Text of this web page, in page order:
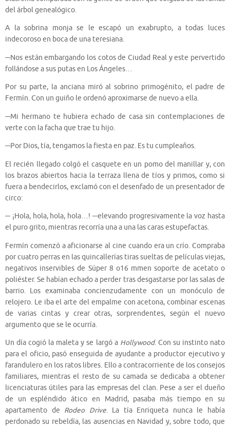
del árbol genealógico.
A la sobrina monja se le escapó un exabrupto, a todas luces
indecoroso en boca de una teresiana.
─Nos están embargando los cotos de Ciudad Real y este pervertido
follándose a sus putas en Los Ángeles…
Por su parte, la anciana miró al sobrino primogénito, el padre de
Fermín. Con un guiño le ordenó aproximarse de nuevo a ella.
─Mi hermano te hubiera echado de casa sin contemplaciones de
verte con la facha que trae tu hijo.
─Por Dios, tía, tengamos la fiesta en paz. Es tu cumpleaños.
El recién llegado colgó el casquete en un pomo del manillar y, con
los brazos abiertos hacia la terraza llena de tíos y primos, como si
fuera a bendecirlos, exclamó con el desenfado de un presentador de
circo:
─ ¡Hola, hola, hola, hola…! ─elevando progresivamente la voz hasta
el puro grito, mientras recorría una a una las caras estupefactas.
Fermín comenzó a aficionarse al cine cuando era un crío. Compraba
por cuatro perras en las quincallerías tiras sueltas de películas viejas,
negativos inservibles de Súper 8 o16 mmen soporte de acetato o
poliéster. Se habían echado a perder tras desgastarse por las salas de
barrio. Los examinaba concienzudamente con un monóculo de
relojero. Le iba el arte del empalme con acetona, combinar escenas
de varias cintas y crear otras, sorprendentes, según el nuevo
argumento que se le ocurría.
Un día cogió la maleta y se largó a Hollywood. Con su instinto nato
para el oficio, pasó enseguida de ayudante a productor ejecutivo y
farandulero en los ratos libres. Ello a contracorriente de los consejos
familiares, mientras el resto de su camada se dedicaba a obtener
licenciaturas útiles para las empresas del clan. Pese a ser el dueño
de un espléndido ático en Madrid, pasaba más tiempo en su
apartamento de Rodeo Drive. La tía Enriqueta nunca le había
perdonado su rebeldía, las ausencias en Navidad y, sobre todo, que